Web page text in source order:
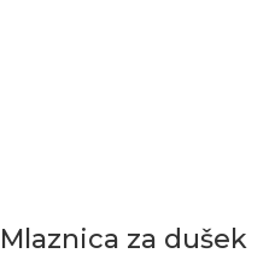
Mlaznica za dušek